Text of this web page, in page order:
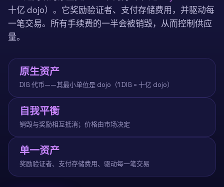
十亿 dojo）。它奖励验证者、支付存储费用，并驱动每
一笔交易。所有手续费的一半会被销毁，从而控制供应
量。
原生资产
DIG 代币——其最小单位是 dojo（1 DIG = 十亿 dojo）
自我平衡
销毁与奖励相互抵消；价格由市场决定
单一资产
奖励验证者、支付存储费用、驱动每一笔交易